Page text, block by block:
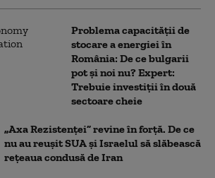
Problema capacității de
stocare a energiei în
România: De ce bulgarii
pot și noi nu? Expert:
Trebuie investiții în două
sectoare cheie
„Axa Rezistenței” revine în forță. De ce
nu au reușit SUA și Israelul să slăbească
rețeaua condusă de Iran